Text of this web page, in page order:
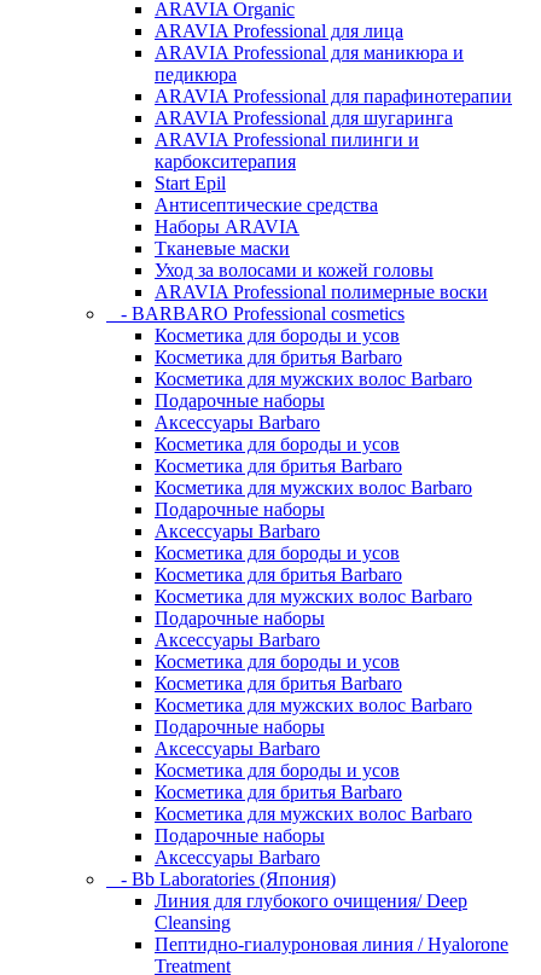
ARAVIA Organic
ARAVIA Professional для лица
ARAVIA Professional для маникюра и
педикюра
ARAVIA Professional для парафинотерапии
ARAVIA Professional для шугаринга
ARAVIA Professional пилинги и
карбокситерапия
Start Epil
Антисептические средства
Наборы ARAVIA
Тканевые маски
Уход за волосами и кожей головы
ARAVIA Professional полимерные воски
- BARBARO Professional cosmetics
Косметика для бороды и усов
Косметика для бритья Barbaro
Косметика для мужских волос Barbaro
Подарочные наборы
Аксессуары Barbaro
Косметика для бороды и усов
Косметика для бритья Barbaro
Косметика для мужских волос Barbaro
Подарочные наборы
Аксессуары Barbaro
Косметика для бороды и усов
Косметика для бритья Barbaro
Косметика для мужских волос Barbaro
Подарочные наборы
Аксессуары Barbaro
Косметика для бороды и усов
Косметика для бритья Barbaro
Косметика для мужских волос Barbaro
Подарочные наборы
Аксессуары Barbaro
Косметика для бороды и усов
Косметика для бритья Barbaro
Косметика для мужских волос Barbaro
Подарочные наборы
Аксессуары Barbaro
- Bb Laboratories (Япония)
Линия для глубокого очищения/ Deep
Cleansing
Пептидно-гиалуроновая линия / Hyalorone
Treatment